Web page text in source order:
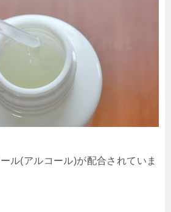
ル(アルコール)が配合されていま